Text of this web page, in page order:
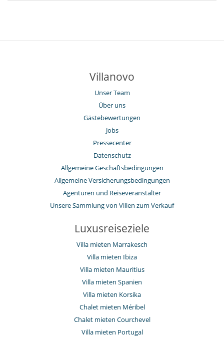
Villanovo
Unser Team
Über uns
Gästebewertungen
Jobs
Pressecenter
Datenschutz
Allgemeine Geschäftsbedingungen
Allgemeine Versicherungsbedingungen
Agenturen und Reiseveranstalter
Unsere Sammlung von Villen zum Verkauf
Luxusreiseziele
Villa mieten Marrakesch
Villa mieten Ibiza
Villa mieten Mauritius
Villa mieten Spanien
Villa mieten Korsika
Chalet mieten Méribel
Chalet mieten Courchevel
Villa mieten Portugal